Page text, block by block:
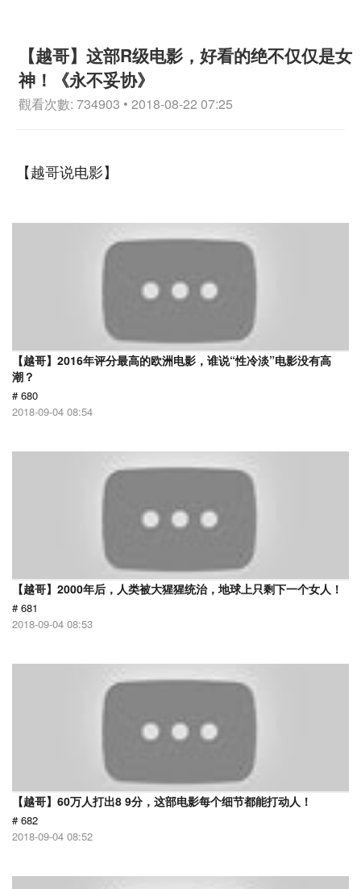
【越哥】这部R级电影，好看的绝不仅仅是女
神！《永不妥协》
觀看次數: 734903 • 2018-08-22 07:25
【越哥说电影】
【越哥】2016年评分最高的欧洲电影，谁说“性冷淡”电影没有高
潮？
# 680
2018-09-04 08:54
【越哥】2000年后，人类被大猩猩统治，地球上只剩下一个女人！
# 681
2018-09-04 08:53
【越哥】60万人打出8 9分，这部电影每个细节都能打动人！
# 682
2018-09-04 08:52